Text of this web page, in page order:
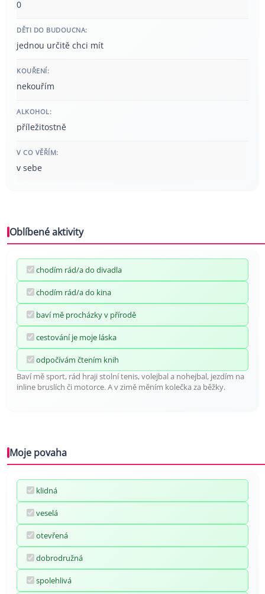
0
DĚTI DO BUDOUCNA:
jednou určitě chci mít
KOUŘENÍ:
nekouřím
ALKOHOL:
příležitostně
V CO VĚŘÍM:
v sebe
Oblíbené aktivity
chodím rád/a do divadla
chodím rád/a do kina
baví mě procházky v přírodě
cestování je moje láska
odpočívám čtením knih
Baví mě sport, rád hraji stolní tenis, volejbal a nohejbal, jezdím na
inline bruslích či motorce. A v zimě měním kolečka za běžky.
Moje povaha
klidná
veselá
otevřená
dobrodružná
spolehlivá